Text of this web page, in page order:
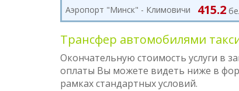
Аэропорт "Минск" - Климовичи 415.2
Трансфер автомобилями
Окончательную стоимость услуги в
оплаты Вы можете видеть ниже в
рамках стандартных условий.